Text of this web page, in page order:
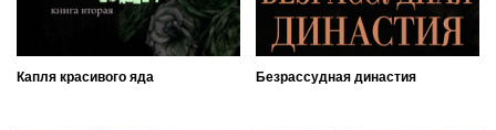
Капля красивого яда Безрассудная династия